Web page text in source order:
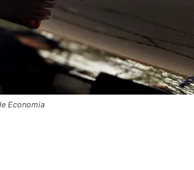
Economia